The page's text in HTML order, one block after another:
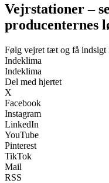
Vejrstationer –
producenternes
Følg vejret tæt og få
Indeklima
Indeklima
Del med hjertet
X
Facebook
Instagram
LinkedIn
YouTube
Pinterest
TikTok
Mail
RSS